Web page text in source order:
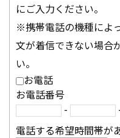
にご入力ください。
※携帯電話の機種によ
文が着信できない場合
い。
お電話
お電話番号
-
電話する希望時間帯が